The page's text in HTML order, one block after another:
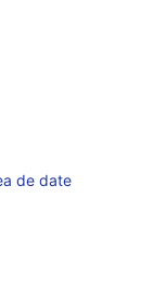
de date